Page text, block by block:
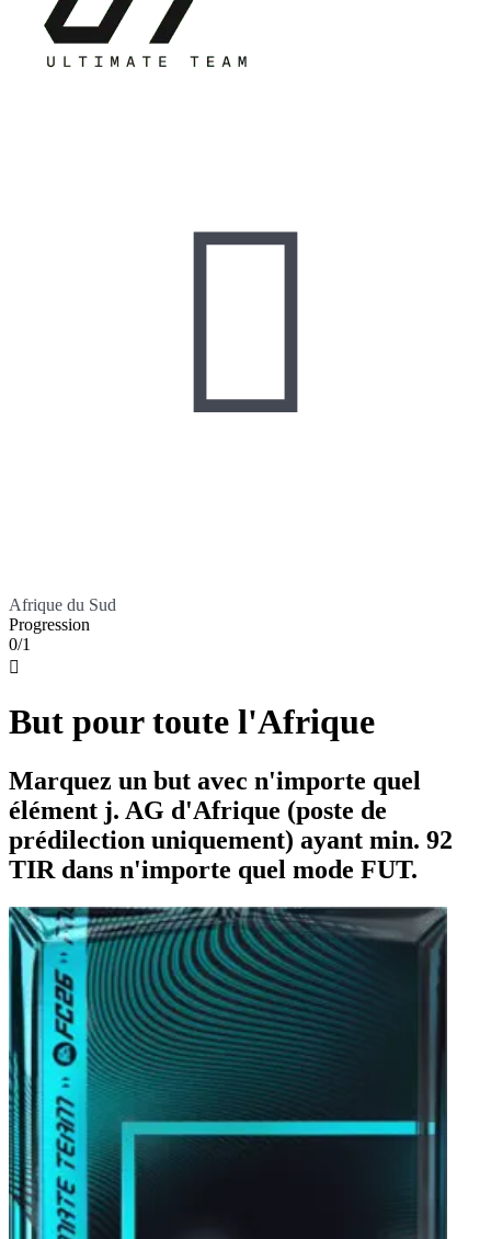

Afrique du Sud
Progression
0/1

But pour toute l'Afrique
Marquez un but avec n'importe quel
élément j. AG d'Afrique (poste de
prédilection uniquement) ayant min. 92
TIR dans n'importe quel mode FUT.